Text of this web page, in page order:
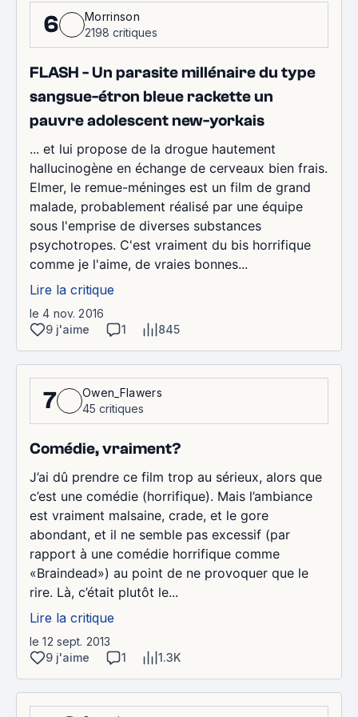
6
Morrinson
2198 critiques
FLASH - Un parasite millénaire du type
sangsue-étron bleue rackette un
pauvre adolescent new-yorkais
... et lui propose de la drogue hautement
hallucinogène en échange de cerveaux bien frais.
Elmer, le remue-méninges est un film de grand
malade, probablement réalisé par une équipe
sous l'emprise de diverses substances
psychotropes. C'est vraiment du bis horrifique
comme je l'aime, de vraies bonnes...
Lire la critique
le 4 nov. 2016
9 j'aime
1 845
7
Owen_Flawers
45 critiques
Comédie, vraiment?
J’ai dû prendre ce film trop au sérieux, alors que
c’est une comédie (horrifique). Mais l’ambiance
est vraiment malsaine, crade, et le gore
abondant, et il ne semble pas excessif (par
rapport à une comédie horrifique comme
«Braindead») au point de ne provoquer que le
rire. Là, c’était plutôt le...
Lire la critique
le 12 sept. 2013
9 j'aime
1 1.3K